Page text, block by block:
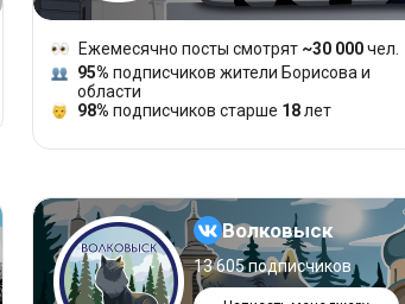
Ежемесячно посты смотрят ~30 000чел.
95% подписчиков жители Борисова и
области
98% подписчиков старше 18лет
Волковыск
13 605 подписчиков